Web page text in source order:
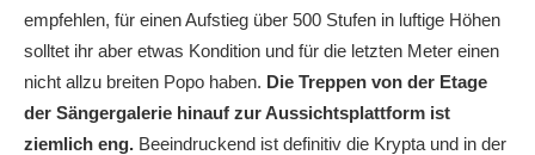
empfehlen, für einen Aufstieg über 500 Stufen in luftige Höhen
solltet ihr aber etwas Kondition und für die letzten Meter einen
nicht allzu breiten Popo haben. Die Treppen von der Etage
der Sängergalerie hinauf zur Aussichtsplattform ist
ziemlich eng. Beeindruckend ist definitiv die Krypta und in der